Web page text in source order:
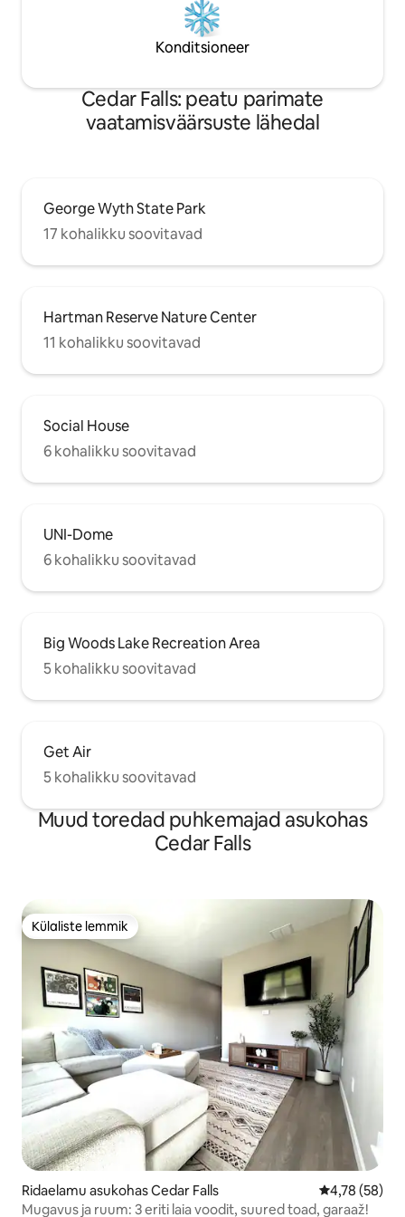
Konditsioneer
Cedar Falls: peatu parimate
vaatamisväärsuste lähedal
George Wyth State Park
17 kohalikku soovitavad
Hartman Reserve Nature Center
11 kohalikku soovitavad
Social House
6 kohalikku soovitavad
UNI-Dome
6 kohalikku soovitavad
Big Woods Lake Recreation Area
5 kohalikku soovitavad
Get Air
5 kohalikku soovitavad
Muud toredad puhkemajad asukohas
Cedar Falls
Külaliste lemmik
Külaliste lemmik
Ridaelamu asukohas Cedar Falls Keskmine
4,78 (58)
Mugavus ja ruum: 3 eriti laia voodit, suured toad, garaaž!